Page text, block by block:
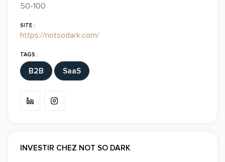
50-100
SITE :
https://notsodark.com/
TAGS :
B2B SaaS
INVESTIR CHEZ NOT SO DARK